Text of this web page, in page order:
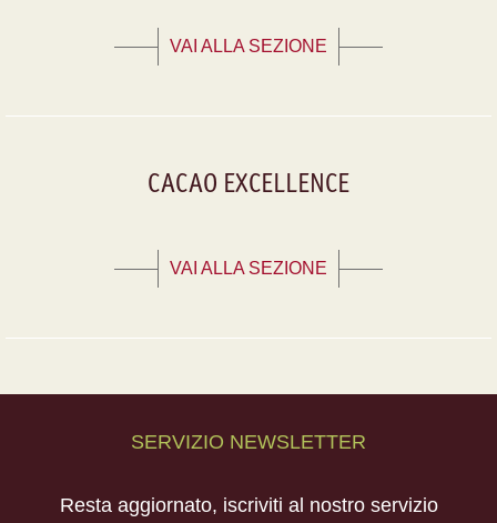
VAI ALLA SEZIONE
CACAO EXCELLENCE
VAI ALLA SEZIONE
SERVIZIO NEWSLETTER
Resta aggiornato, iscriviti al nostro servizio